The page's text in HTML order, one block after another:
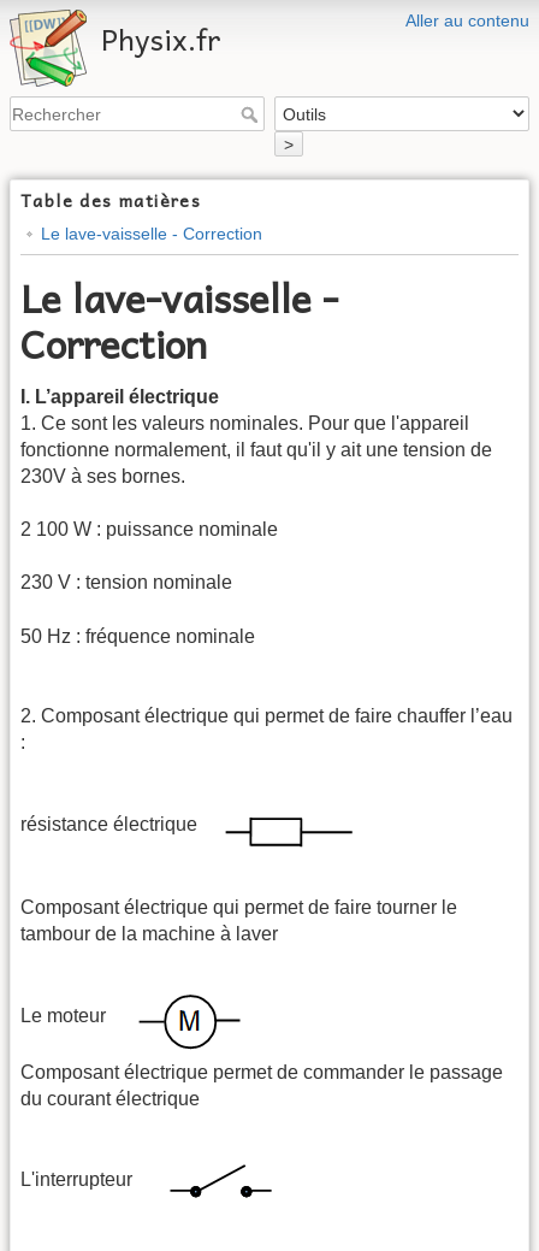
Aller au contenu
Physix.fr
>
Table des matières
Le lave-vaisselle - Correction
Le lave-vaisselle -
Correction
I. L’appareil électrique
1. Ce sont les valeurs nominales. Pour que l'appareil
fonctionne normalement, il faut qu'il y ait une tension de
230V à ses bornes.
2 100 W : puissance nominale
230 V : tension nominale
50 Hz : fréquence nominale
2. Composant électrique qui permet de faire chauffer l’eau
:
résistance électrique
Composant électrique qui permet de faire tourner le
tambour de la machine à laver
Le moteur
Composant électrique permet de commander le passage
du courant électrique
L'interrupteur